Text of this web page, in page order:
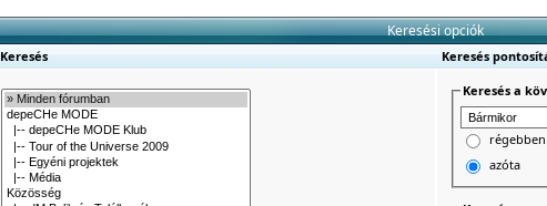
Keresési opciók
Keresés Keresés
Keresés a
régebben
azóta